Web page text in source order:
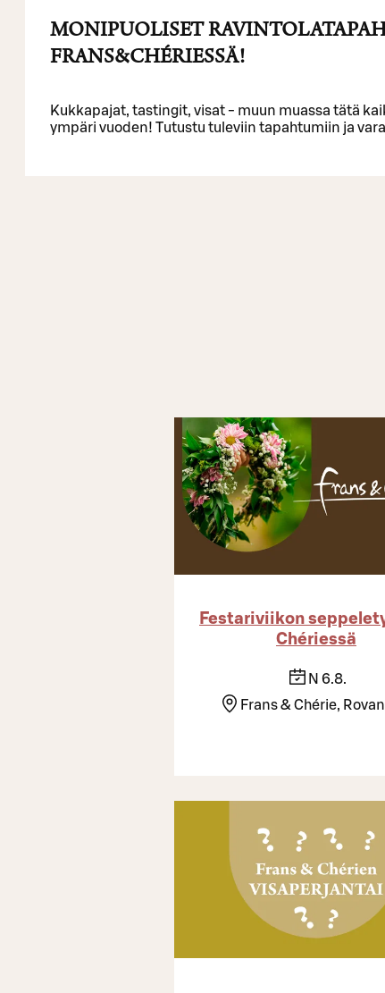
MONIPUOLISET
FRANS&CHÉRIESSÄ!
Kukkapajat, tastingit, visat - muun muassa tätä
ympäri vuoden! Tutustu tuleviin tapahtumiin ja
Festariviikon
Chériessä
N 6.8.
Frans & Chérie,